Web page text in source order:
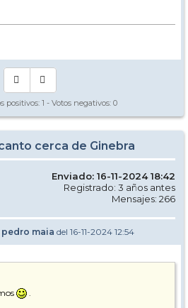
positivos: 1 - Votos negativos: 0
cerca de Ginebra
Enviado: 16-11-2024 18:42
Registrado: 3 años antes
Mensajes: 266
pedro maia del 16-11-2024 12:54